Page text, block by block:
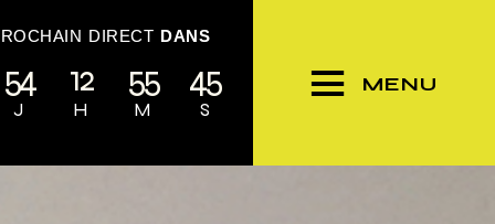
DIRECT DANS
54
J
12
H
55
M
42
S
MENU